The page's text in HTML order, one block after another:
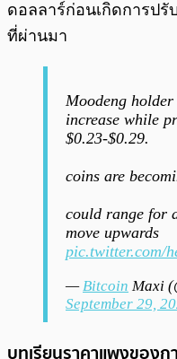
ดอลลาร์ก่อนเกิดการปรั
ที่ผ่านมา
Moodeng
increase while
$0.23-$0.29.
coins are
could range for
move upwards
pic.twitter.com/
—Bitcoin Maxi
September 29,